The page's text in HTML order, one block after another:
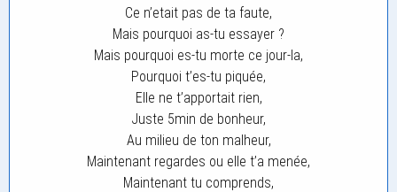
Ce n’etait pas de ta faute,
Mais pourquoi as-tu essayer ?
Mais pourquoi es-tu morte ce jour-la,
Pourquoi t’es-tu piquée,
Elle ne t’apportait rien,
Juste 5min de bonheur,
Au milieu de ton malheur,
Maintenant regardes ou elle t’a menée,
Maintenant tu comprends,